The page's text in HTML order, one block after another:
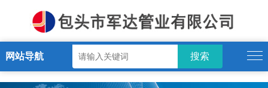
PT.COM
网站导航